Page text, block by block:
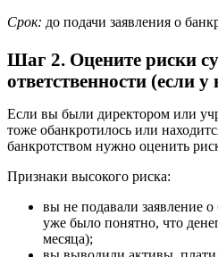
Срок: до подачи заявления о
Шаг 2. Оцените риски
ответственности (если
Если вы были директором или
тоже обанкротилось или
банкротством нужно оценить
Признаки высокого риска:
вы не подавали заявление
уже было понятно, что
месяца);